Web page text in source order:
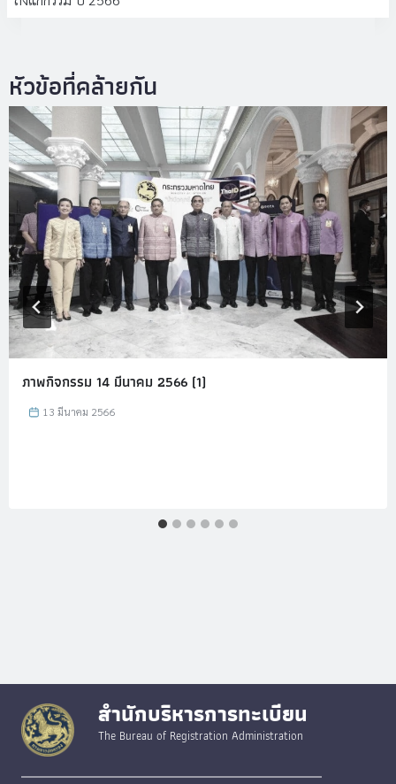
ภาพกิจกรรม 14 มีนาคม 2566 (1)
13 มีนาคม 2566
สำนักบริหารการทะเบียน
The Bureau of Registration Administration